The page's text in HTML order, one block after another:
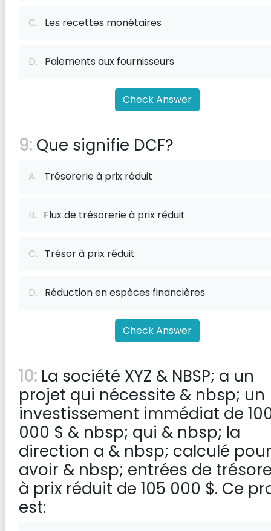
C. Les recettes monétaires
D. Paiements aux fournisseurs
Check Answer
9: Que signifie DCF?
A. Trésorerie à prix réduit
B. Flux de trésorerie à prix réduit
C. Trésor à prix réduit
D. Réduction en espèces financières
Check Answer
10: La société XYZ & NBSP; a un
projet qui nécessite & nbsp; un
investissement immédiat de
000 $ & nbsp; qui & nbsp; la
direction a & nbsp; calculé pour
avoir & nbsp; entrées de
à prix réduit de 105 000 $. Ce
est: